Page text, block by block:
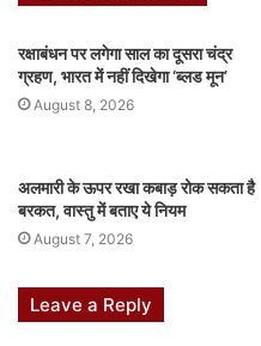
रक्षाबंधन पर लगेगा साल का दूसरा चंद्र
ग्रहण, भारत में नहीं दिखेगा ‘ब्लड मून’
August 8, 2026
अलमारी के ऊपर रखा कबाड़ रोक सकता है
बरकत, वास्तु में बताए ये नियम
August 7, 2026
Leave a Reply